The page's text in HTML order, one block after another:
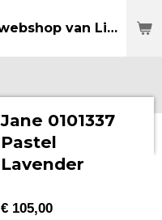
Welkom op de webshop van Lingerie Elly
Jane 0101337
Pastel
Lavender
€ 105,00